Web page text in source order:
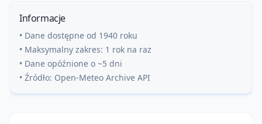
Informacje
• Dane dostępne od 1940 roku
• Maksymalny zakres: 1 rok na raz
• Dane opóźnione o ~5 dni
• Źródło: Open-Meteo Archive API